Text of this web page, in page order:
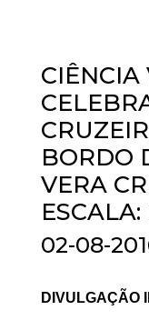
CIÊNCIA
BORDO
VERA
02-08-
DIVULGAÇÃO